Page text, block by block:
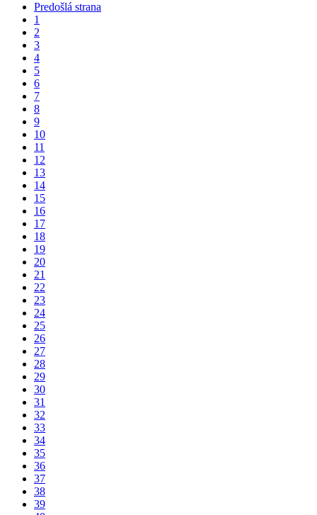
Predošlá strana
1
2
3
4
5
6
7
8
9
10
11
12
13
14
15
16
17
18
19
20
21
22
23
24
25
26
27
28
29
30
31
32
33
34
35
36
37
38
39